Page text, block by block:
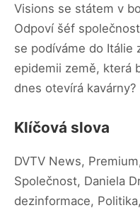
Visions se státem v
Odpoví šéf
se podíváme do Itálie
epidemii země, která
dnes otevírá kavárny?
Klíčová slova
DVTV News,
Společnost, Daniela
dezinformace,